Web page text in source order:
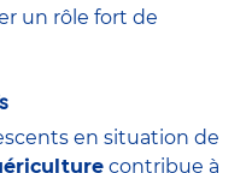
un rôle fort de
en situation de
contribue à